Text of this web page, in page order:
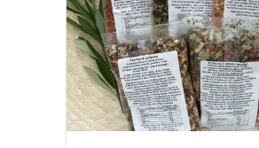
Odber noviniek a akcií